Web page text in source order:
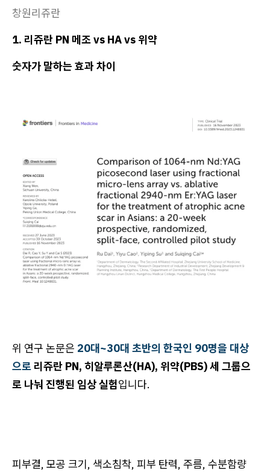
창원리쥬란
1. 리쥬란 PN 메조 vs HA vs 위약
숫자가 말하는 효과 차이
위 연구 논문은 20대~30대 초반의 한국인 90명을 대상
으로 리쥬란 PN, 히알루론산(HA), 위약(PBS) 세 그룹으
로 나눠 진행된 임상 실험입니다.
피부결, 모공 크기, 색소침착, 피부 탄력, 주름, 수분함량